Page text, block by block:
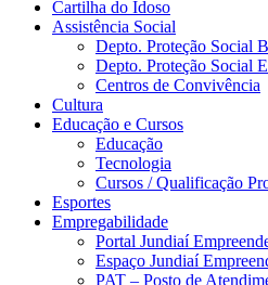
Cartilha do Idoso
Assistência Social
Depto. Proteção Social
Depto. Proteção Social
Centros de Convivência
Cultura
Educação e Cursos
Educação
Tecnologia
Cursos / Qualificação
Esportes
Empregabilidade
Portal Jundiaí
Espaço Jundiaí
PAT – Posto de